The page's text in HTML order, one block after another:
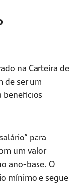
na Carteira de
de ser um
benefícios
para
um valor
ano-base. O
mínimo e segue